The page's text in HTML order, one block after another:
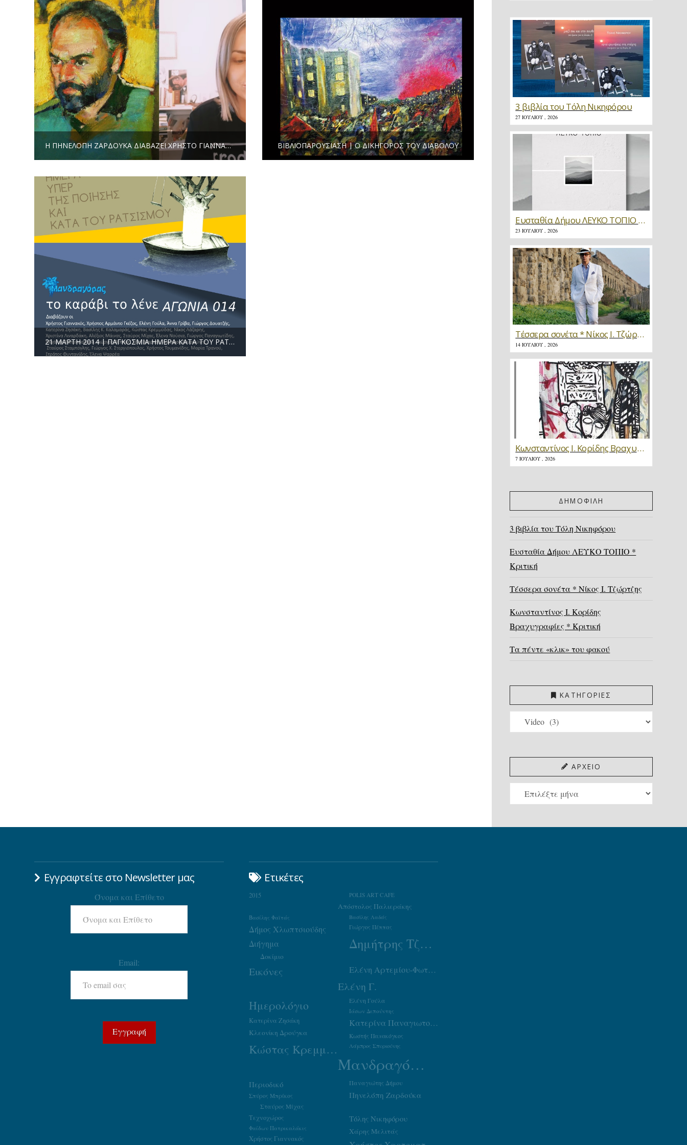
Η ΠΗΝΕΛΌΠΗ ΖΑΡΔΟΎΚΑ ΔΙΑΒΆΖΕΙ ΧΡΉΣΤΟ ΓΙΑΝΝΑΚΌ – ΑΓΡΎΠΝΙΑ ΒΙΒΛΙΟΠΑΡΟΥΣΊΑΣΗ | Ο ΔΙΚΗΓΌΡΟΣ ΤΟΥ ΔΙΑΒΌΛΟΥ
21 ΜΑΡΤΗ 2014 | ΠΑΓΚΟΣΜΙΑ ΗΜΕΡΑ ΚΑΤΑ ΤΟΥ ΡΑΤΣΙΣΜΟΥ ΚΑΙ ΤΗΣ ΞΕΝΟΦΟΒΙΑΣ
3 βιβλία του Τόλη Νικηφόρου
27 ΙΟΥΛΊΟΥ , 2026
Ευσταθία Δήμου ΛΕΥΚΟ ΤΟΠΙΟ * Κριτική
23 ΙΟΥΛΊΟΥ , 2026
Τέσσερα σονέτα * Νίκος Ι. Τζώρτζης
14 ΙΟΥΛΊΟΥ , 2026
Κωνσταντίνος Ι. Κορίδης Βραχυγραφίες * Κριτική
7 ΙΟΥΛΊΟΥ , 2026
ΔΗΜΟΦΙΛΗ
3 βιβλία του Τόλη Νικηφόρου
Ευσταθία Δήμου ΛΕΥΚΟ ΤΟΠΙΟ *
Κριτική
Τέσσερα σονέτα * Νίκος Ι. Τζώρτζης
Κωνσταντίνος Ι. Κορίδης
Βραχυγραφίες * Κριτική
Τα πέντε «κλικ» του φακού
ΚΑΤΗΓΟΡΙΕΣ
ΚΑΤΗΓΟΡΙΕΣ
ΑΡΧΕΙΟ
ΑΡΧΕΙΟ
Εγγραφτείτε στο Newsletter μας
Όνομα και Επίθετο
Email:
Ετικέτες
2015 POLIS ART CAFE
Απόστολος Παλιεράκης
Βασίλης Λαδάς
Βασίλης Φαϊτάς
Γιώργος Πέππας
Δήμος Χλωπτσιούδης
Δημήτρης Τζουμάκας
Διήγημα
Δοκίμιο
Εικόνες Ελένη Αρτεμίου-Φωτιάδου
Ελένη Γ.
Ελένη Γούλα
Ημερολόγιο Ιάσων Δεπούντης
Κατερίνα Ζησάκη Κατερίνα Παναγιωτοπούλου
Κλεονίκη Δρούγκα Κωστής Παπακόγκος
Κώστας Κρεμμύδας Λάμπρος Σπυριούνης
Μανδραγόρας
Παναγιώτης Δήμου
Περιοδικό
Πηνελόπη Ζαρδούκα
Σπύρος Μπρίκος
Σταύρος Μίχας
Τεχνοχώρος
Τόλης Νικηφόρου
Φαίδων Πατρικαλάκις Χάρης Μελιτάς
Χρήστος Γιαννακός